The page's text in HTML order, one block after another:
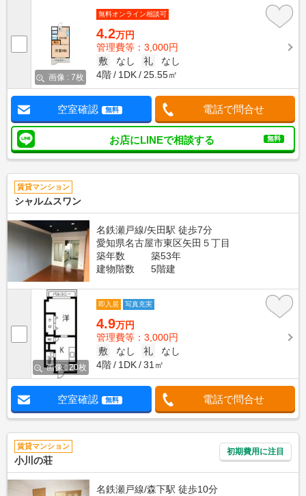
画像 : 7枚
無料オンライン相談可
4.2万円
管理費等：3,000円
敷
なし 礼
なし
4階
1DK 25.55㎡
空室確認 無料 電話で問合せ
お店にLINEで相談する 無料
賃貸マンション
シャルムスワン
名鉄瀬戸線/矢田駅 徒歩7分
愛知県名古屋市東区矢田５丁目
築年数
築53年
建物階数
5階建
画像 : 20枚
即入居 写真充実
4.9万円
管理費等：3,000円
敷
なし 礼
なし
4階
1DK 31㎡
空室確認 無料 電話で問合せ
賃貸マンション
小川の荘
初期費用に注目
名鉄瀬戸線/森下駅 徒歩10分